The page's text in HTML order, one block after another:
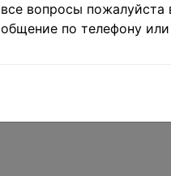
все вопросы пожалуйста
общение по телефону